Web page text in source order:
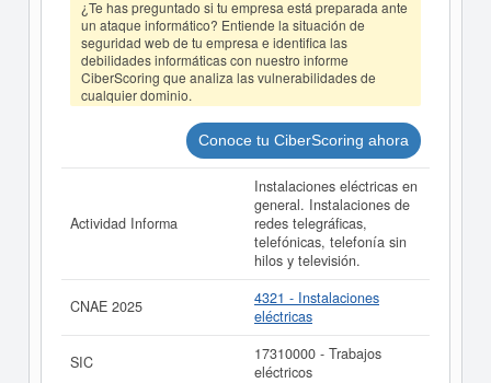
DUAL INSTALACIONES Y MANTENIMIENTOS SAU
(EXTINGUIDA) puede acceder inmediatamente a este
Informe ampliado de DUAL INSTALACIONES Y
MANTENIMIENTOS SAU (EXTINGUIDA) y consultar los
resultados de sus años de actividad, así como los
balances y cuentas de resultados disponibles.
La última actualización del informe de empresa se ha
realizado el 16/10/2025.
¿Te has preguntado si tu empresa está preparada ante
un ataque informático? Entiende la situación de
seguridad web de tu empresa e identifica las
debilidades informáticas con nuestro informe
CiberScoring que analiza las vulnerabilidades de
cualquier dominio.
Conoce tu CiberScoring ahora
Actividad Informa
Instalaciones eléctricas en
general. Instalaciones de
redes telegráficas,
telefónicas, telefonía sin
hilos y televisión.
CNAE 2025
4321 - Instalaciones
eléctricas
SIC
17310000 - Trabajos
eléctricos